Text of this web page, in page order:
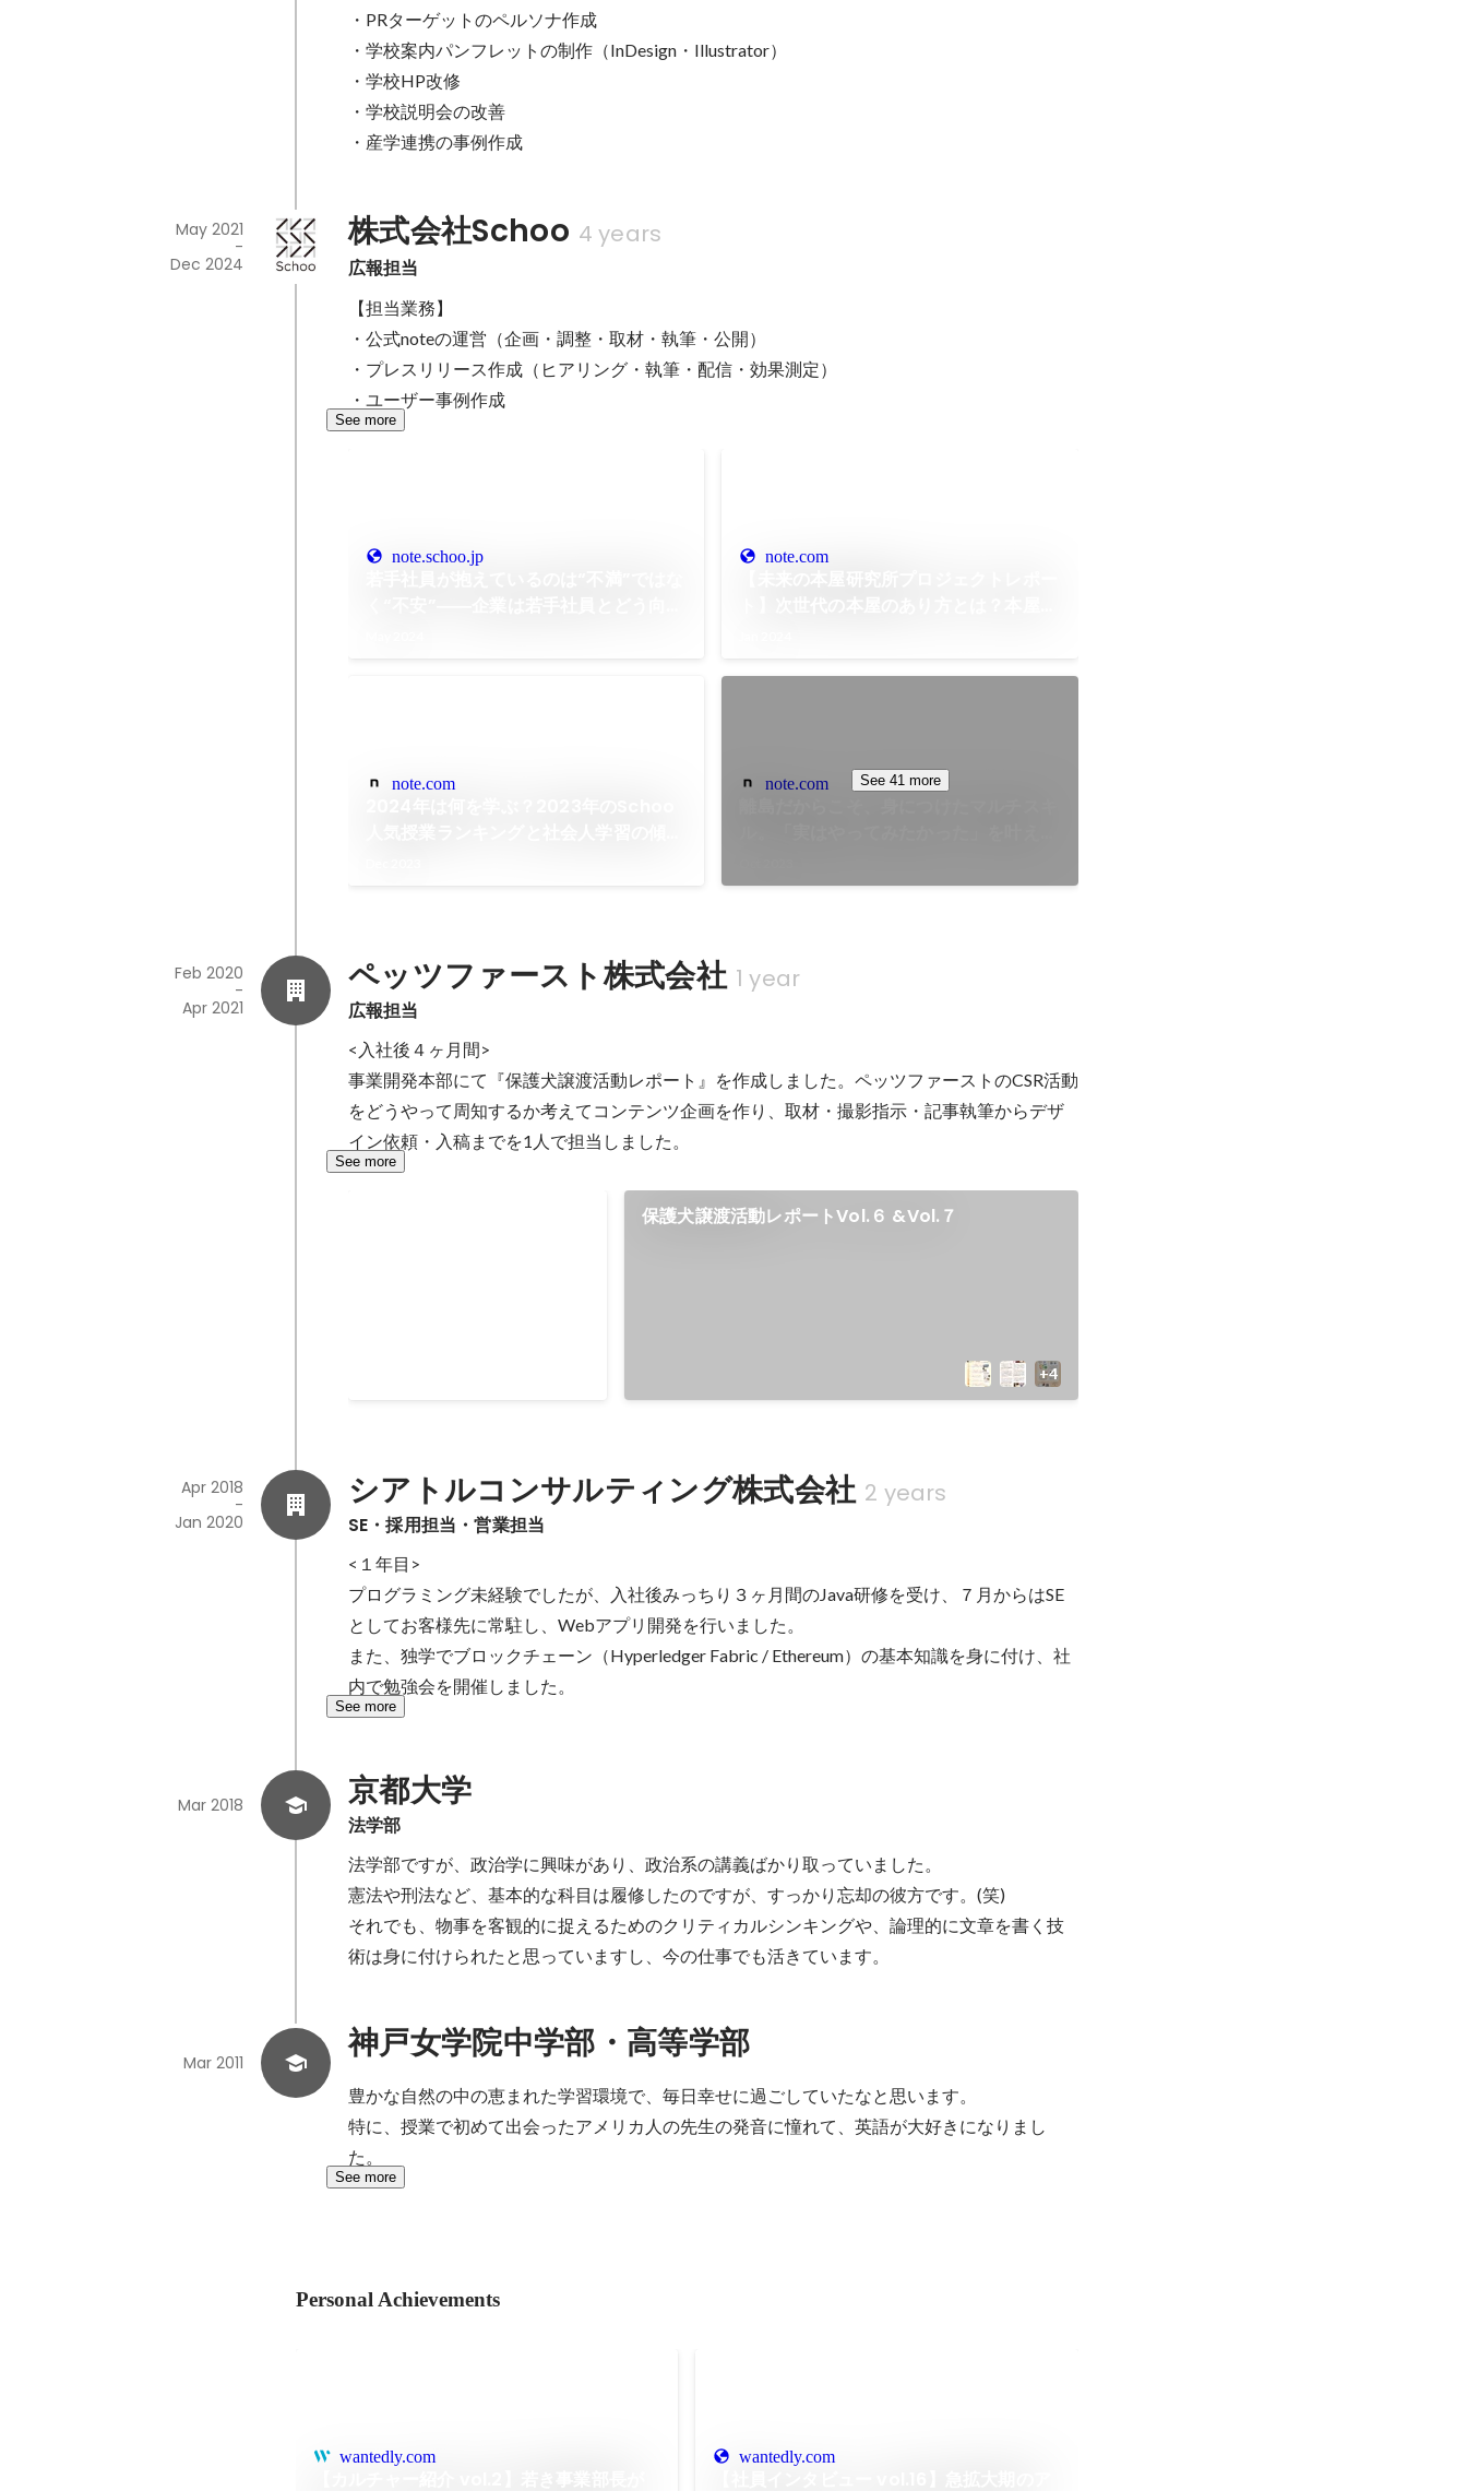
・PRターゲットのペルソナ作成
・学校案内パンフレットの制作（InDesign・Illustrator）
・学校HP改修
・学校説明会の改善
・産学連携の事例作成
株式会社Schoo 4 years
広報担当
May 2021
-
Dec 2024
【担当業務】
・公式noteの運営（企画・調整・取材・執筆・公開）
・プレスリリース作成（ヒアリング・執筆・配信・効果測定）
・ユーザー事例作成
See more
note.schoo.jp note.com
ー)【公式】
note.com note.com
リー】｜株式会社Schoo(スクー)【公
See 41 more
ペッツファースト株式会社 1 year
広報担当
Feb 2020
-
Apr 2021
<入社後４ヶ月間>
事業開発本部にて『保護犬譲渡活動レポート』を作成しました。ペッツファーストのCSR活動
をどうやって周知するか考えてコンテンツ企画を作り、取材・撮影指示・記事執筆からデザ
イン依頼・入稿までを1人で担当しました。
See more
保護犬譲渡活動レポートVol.６ &Vol.７
シアトルコンサルティング株式会社 2 years
SE・採用担当・営業担当
Apr 2018
-
Jan 2020
<１年目>
プログラミング未経験でしたが、入社後みっちり３ヶ月間のJava研修を受け、７月からはSE
としてお客様先に常駐し、Webアプリ開発を行いました。
また、独学でブロックチェーン（Hyperledger Fabric / Ethereum）の基本知識を身に付け、社
内で勉強会を開催しました。
See more
京都大学
法学部
Mar 2018
法学部ですが、政治学に興味があり、政治系の講義ばかり取っていました。
憲法や刑法など、基本的な科目は履修したのですが、すっかり忘却の彼方です。(笑)
それでも、物事を客観的に捉えるためのクリティカルシンキングや、論理的に文章を書く技
術は身に付けられたと思っていますし、今の仕事でも活きています。
神戸女学院中学部・高等学部
Mar 2011
豊かな自然の中の恵まれた学習環境で、毎日幸せに過ごしていたなと思います。
特に、授業で初めて出会ったアメリカ人の先生の発音に憧れて、英語が大好きになりまし
た。
See more
Personal Achievements
wantedly.com wantedly.com